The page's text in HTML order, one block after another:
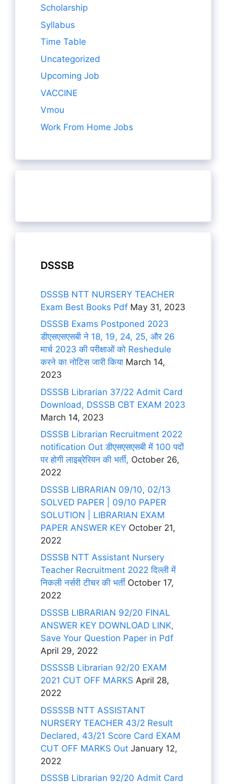
Scholarship
Syllabus
Time Table
Uncategorized
Upcoming Job
VACCINE
Vmou
Work From Home Jobs
DSSSB
DSSSB NTT NURSERY TEACHER
Exam Best Books Pdf May 31, 2023
DSSSB Exams Postponed 2023
डीएसएसएसबी ने 18, 19, 24, 25, और 26
मार्च 2023 की परीक्षाओं को Reshedule
करने का नोटिस जारी किया March 14,
2023
DSSSB Librarian 37/22 Admit Card
Download, DSSSB CBT EXAM 2023
March 14, 2023
DSSSB Librarian Recruitment 2022
notification Out डीएसएसएसबी में 100 पदों
पर होगी लाइब्रेरियन की भर्ती, October 26,
2022
DSSSB LIBRARIAN 09/10, 02/13
SOLVED PAPER | 09/10 PAPER
SOLUTION | LIBRARIAN EXAM
PAPER ANSWER KEY October 21,
2022
DSSSB NTT Assistant Nursery
Teacher Recruitment 2022 दिल्ली में
निकली नर्सरी टीचर की भर्ती October 17,
2022
DSSSB LIBRARIAN 92/20 FINAL
ANSWER KEY DOWNLOAD LINK,
Save Your Question Paper in Pdf
April 29, 2022
DSSSSB Librarian 92/20 EXAM
2021 CUT OFF MARKS April 28,
2022
DSSSSB NTT ASSISTANT
NURSERY TEACHER 43/2 Result
Declared, 43/21 Score Card EXAM
CUT OFF MARKS Out January 12,
2022
DSSSB Librarian 92/20 Admit Card